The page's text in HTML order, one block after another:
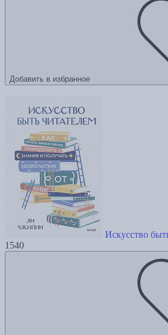
Добавить в избранное
Искусство
1540